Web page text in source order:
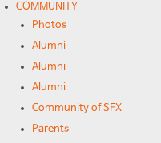
COMMUNITY
Photos
Alumni
Alumni
Alumni
Community of SFX
Parents